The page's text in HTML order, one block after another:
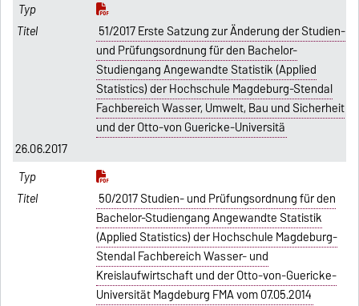
51/2017 Erste Satzung zur Änderung der Studien-
und Prüfungsordnung für den Bachelor-
Studiengang Angewandte Statistik (Applied
Statistics) der Hochschule Magdeburg-Stendal
Fachbereich Wasser, Umwelt, Bau und Sicherheit
und der Otto-von Guericke-Universitä
26.06.2017
50/2017 Studien- und Prüfungsordnung für den
Bachelor-Studiengang Angewandte Statistik
(Applied Statistics) der Hochschule Magdeburg-
Stendal Fachbereich Wasser- und
Kreislaufwirtschaft und der Otto-von-Guericke-
Universität Magdeburg FMA vom 07.05.2014